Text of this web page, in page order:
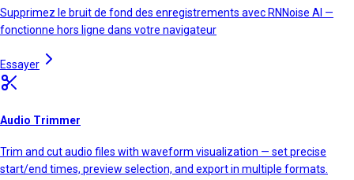
Supprimez le bruit de fond des enregistrements avec RNNoise AI —
fonctionne hors ligne dans votre navigateur
Essayer
Audio Trimmer
Trim and cut audio files with waveform visualization — set precise
start/end times, preview selection, and export in multiple formats.